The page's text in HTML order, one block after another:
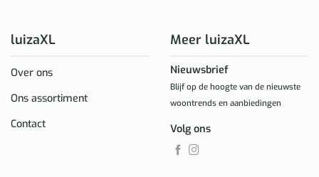
luizaXL
Over ons
Ons assortiment
Contact
Meer luizaXL
Nieuwsbrief
Blijf op de hoogte van de nieuwste
woontrends en aanbiedingen
Volg ons